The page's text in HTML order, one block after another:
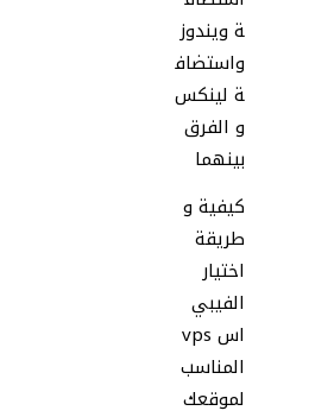
ة ويندوز
واستضاف
ة لينكس
و الفرق
بينهما
كيفية و
طريقة
اختيار
الفيبي
اس vps
المناسب
لموقعك